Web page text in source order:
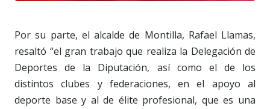
Por su parte, el alcalde de Montilla, Rafael Llamas,
resaltó “el gran trabajo que realiza la Delegación de
Deportes de la Diputación, así como el de los
distintos clubes y federaciones, en el apoyo al
deporte base y al de élite profesional, que es una